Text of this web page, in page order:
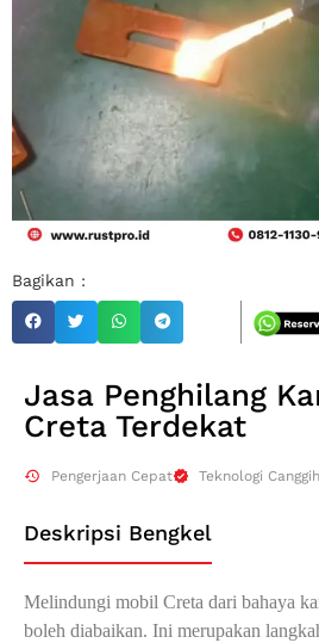
Bagikan :
Jasa Penghilang
Creta Terdekat
Pengerjaan Cepat Teknologi Canggih
Deskripsi Bengkel
Melindungi mobil Creta dari bahaya
boleh diabaikan. Ini merupakan